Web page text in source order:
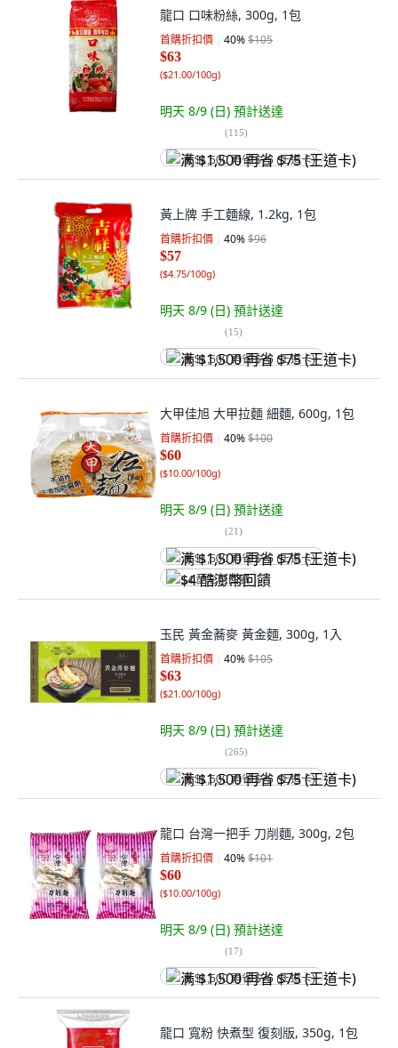
龍口 口味粉絲, 300g, 1包
首購折扣價 40%$105
$63
($21.00/100g)
明天 8/9 (日) 預計送達
(115)
满 $1,500 再省 $75 (王道卡)
黃上牌 手工麵線, 1.2kg, 1包
首購折扣價 40%$96
$57
($4.75/100g)
明天 8/9 (日) 預計送達
(15)
满 $1,500 再省 $75 (王道卡)
大甲佳旭 大甲拉麵 細麵, 600g, 1包
首購折扣價 40%$100
$60
($10.00/100g)
明天 8/9 (日) 預計送達
(21)
满 $1,500 再省 $75 (王道卡)
$4 酷澎幣回饋
玉民 黃金蕎麥 黃金麵, 300g, 1入
首購折扣價 40%$105
$63
($21.00/100g)
明天 8/9 (日) 預計送達
(265)
满 $1,500 再省 $75 (王道卡)
龍口 台灣一把手 刀削麵, 300g, 2包
首購折扣價 40%$101
$60
($10.00/100g)
明天 8/9 (日) 預計送達
(17)
满 $1,500 再省 $75 (王道卡)
龍口 寬粉 快煮型 復刻版, 350g, 1包